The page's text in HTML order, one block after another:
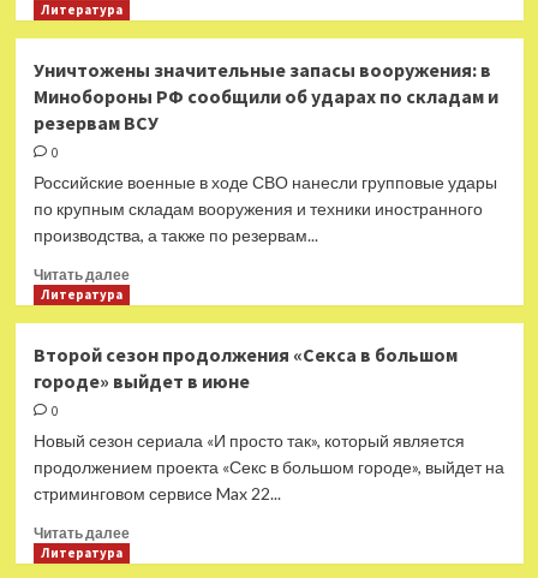
рамках
гибридной
войны»:
РФ
отреагировали
на
ЦРУ
для
вербовки
россиян
в
сети
Литература
Уничтожены значительные запасы вооружения: в
Минобороны РФ сообщили об ударах по складам и
резервам ВСУ
0
Российские военные в ходе СВО нанесли групповые удары
по крупным складам вооружения и техники иностранного
производства, а также по резервам...
Читать далееПрочитать
значительные
запасы
Минобороны
РФ
сообщили
ударах
по
Литература
Второй сезон продолжения «Секса в большом
городе» выйдет в июне
0
Новый сезон сериала «И просто так», который является
продолжением проекта «Секс в большом городе», выйдет на
стриминговом сервисе Max 22...
Читать далееПрочитать
Литература